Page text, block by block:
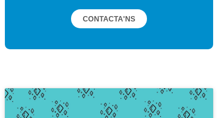
CONTACTA'NS